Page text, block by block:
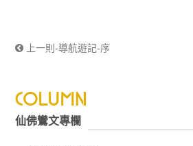
上一則-導航遊記-序
仙佛鸞文專欄